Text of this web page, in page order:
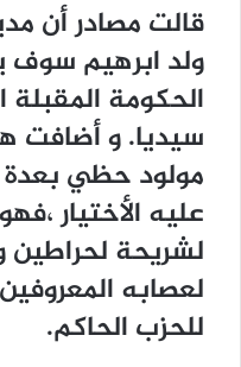
قالت مصادر أن
ولد ابرهيم
الحكومة
سيديا. و أضافت
مولود حظي
عليه الأختيار
لشريحة لحراطين
لعصابه
للحزب الحاكم.